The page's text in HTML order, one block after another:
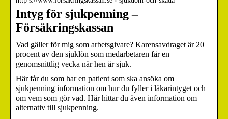
Intyg för sjukpenning –
Försäkringskassan
Vad gäller för mig som arbetsgivare? Karensavdraget är 20
procent av den sjuklön som medarbetaren får en
genomsnittlig vecka när hen är sjuk.
Här får du som har en patient som ska ansöka om
sjukpenning information om hur du fyller i läkarintyget och
om vem som gör vad. Här hittar du även information om
alternativ till sjukpenning.